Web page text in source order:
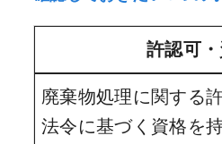
許認可
廃棄物処理に関する
法令に基づく資格を